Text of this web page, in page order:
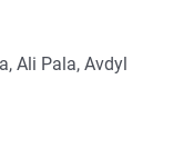
Ali Pala, Avdyl